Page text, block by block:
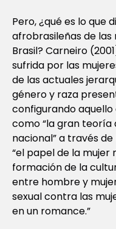
Pero, ¿qué es lo que
afrobrasileñas de las
Brasil? Carneiro
sufrida por las
de las actuales
género y raza
configurando aquello
como “la gran
nacional” a través de
“el papel de la mujer
formación de la
entre hombre y
sexual contra las
en un romance.”